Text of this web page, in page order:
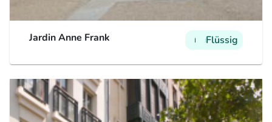
Jardin Anne Frank manmanman
Flüssig